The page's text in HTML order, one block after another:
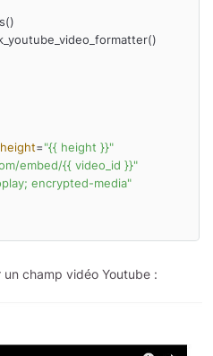
height= "{{ height }}"
embed/{{ video_id }}"
encrypted-media"
champ vidéo Youtube :